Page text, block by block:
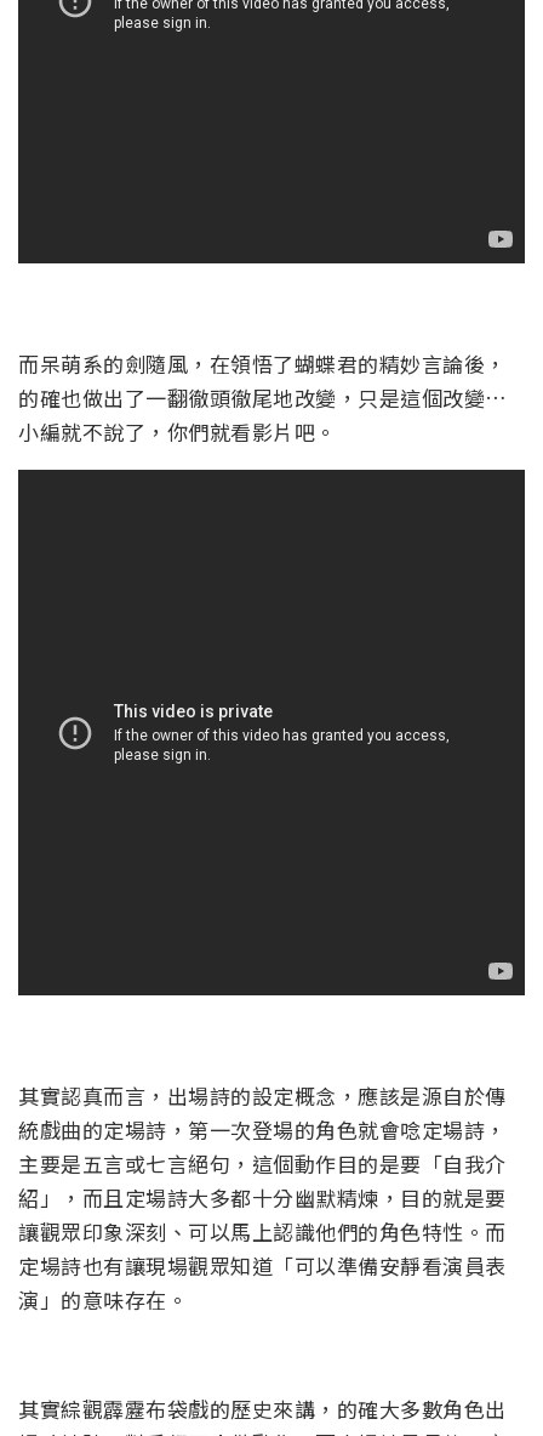
而呆萌系的劍隨風，在領悟了蝴蝶君的精妙言論後，
的確也做出了一翻徹頭徹尾地改變，只是這個改變…
小編就不說了，你們就看影片吧。
其實認真而言，出場詩的設定概念，應該是源自於傳
統戲曲的定場詩，第一次登場的角色就會唸定場詩，
主要是五言或七言絕句，這個動作目的是要「自我介
紹」，而且定場詩大多都十分幽默精煉，目的就是要
讓觀眾印象深刻、可以馬上認識他們的角色特性。而
定場詩也有讓現場觀眾知道「可以準備安靜看演員表
演」的意味存在。
其實綜觀霹靂布袋戲的歷史來講，的確大多數角色出